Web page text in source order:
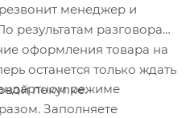
менеджер и
результатам разговора
оформления товара на
останется только ждать
покупке.режиме
Заполняете